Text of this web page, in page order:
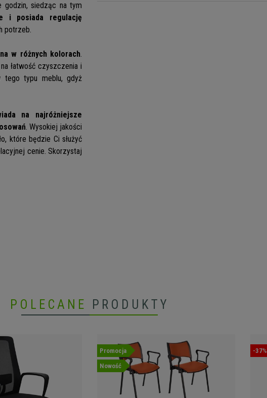
godzin, siedząc na tym
i posiada regulację
potrzeb.
w różnych kolorach.
łatwość czyszczenia i
tego typu meblu, gdyż
na najróżniejsze
. Wysokiej jakości
które będzie Ci służyć
cenie. Skorzystaj
POLECANE PRODUKTY
Promocja
Nowość
-37%